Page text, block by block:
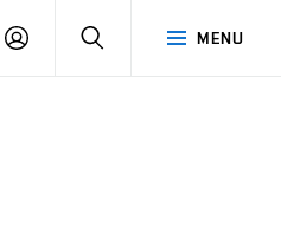
MENU
PŘIHLÁSIT